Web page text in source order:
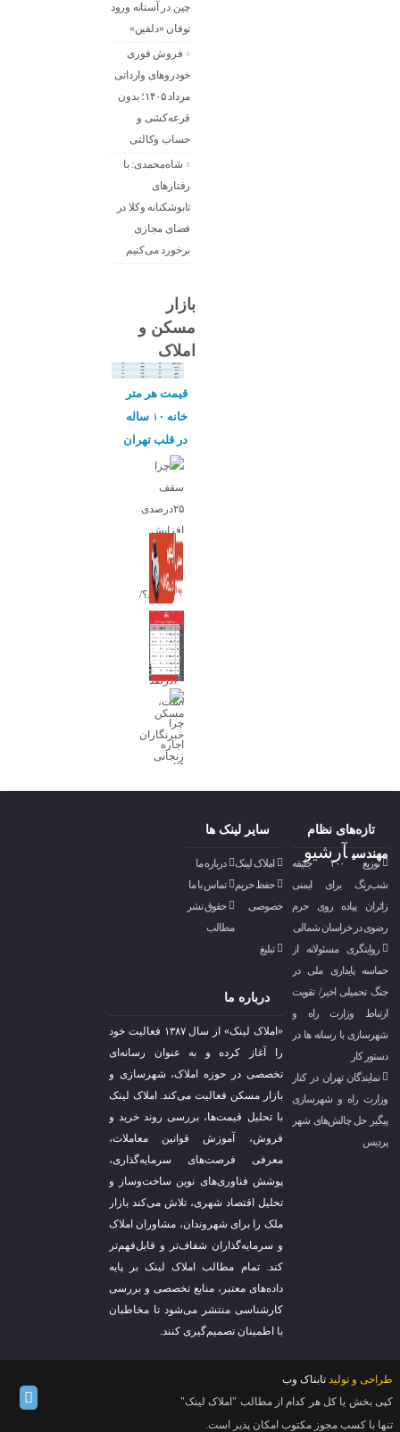
چین در آستانه ورود
توفان «دلفین»
فروش فوری
خودروهای وارداتی
مرداد ۱۴۰۵؛ بدون
قرعه‌کشی و
حساب وکالتی
شاه‌محمدی: با
رفتارهای
تابوشکنانه وکلا در
فضای مجازی
برخورد می‌کنیم
بازار
مسکن و
املاک
قیمت هر متر
خانه ۱۰ ساله
در قلب تهران
تازه‌های نظام
مهندسی آرشیو
توزیع ۳۰۰ جلیقه
شب‌رنگ برای ایمنی
زائران پیاده روی حرم
رضوی در خراسان شمالی
روایتگری مسئولانه از
حماسه‌ پایداری ملی در
جنگ تحمیلی اخیر/ تقویت
ارتباط وزارت راه و
شهرسازی با رسانه ها در
دستور کار
نمایندگان تهران در کنار
وزارت راه و شهرسازی
پیگیر حل چالش‌های شهر
پردیس
سایر لینک ها
املاک لینک
درباره ما
حفظ حریم
خصوصی
تماس با ما
حقوق نشر
مطالب
تبلیغ
درباره ما
«املاک لینک» از سال ۱۳۸۷ فعالیت خود
را آغاز کرده و به عنوان رسانه‌ای
تخصصی در حوزه املاک، شهرسازی و
بازار مسکن فعالیت می‌کند. املاک لینک
با تحلیل قیمت‌ها، بررسی روند خرید و
فروش، آموزش قوانین معاملات،
معرفی فرصت‌های سرمایه‌گذاری،
پوشش فناوری‌های نوین ساخت‌وساز و
تحلیل اقتصاد شهری، تلاش می‌کند بازار
ملک را برای شهروندان، مشاوران املاک
و سرمایه‌گذاران شفاف‌تر و قابل‌فهم‌تر
کند. تمام مطالب املاک لینک بر پایه
داده‌های معتبر، منابع تخصصی و بررسی
کارشناسی منتشر می‌شود تا مخاطبان
با اطمینان تصمیم‌گیری کنند.
طراحی و تولید تابناک وب
کپی بخش یا کل هر کدام از مطالب "املاک لینک"
تنها با کسب مجوز مکتوب امکان پذیر است.